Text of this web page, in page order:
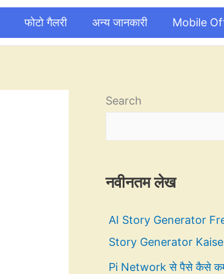
फोटो गैलरी अन्य जानकारी Mobile
Search
नवीनतम लेख
AI Story Generator
Story Generator
Pi Network से पैसे कैसे